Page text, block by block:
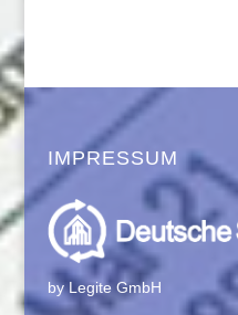
IMPRESSUM
by Legite GmbH